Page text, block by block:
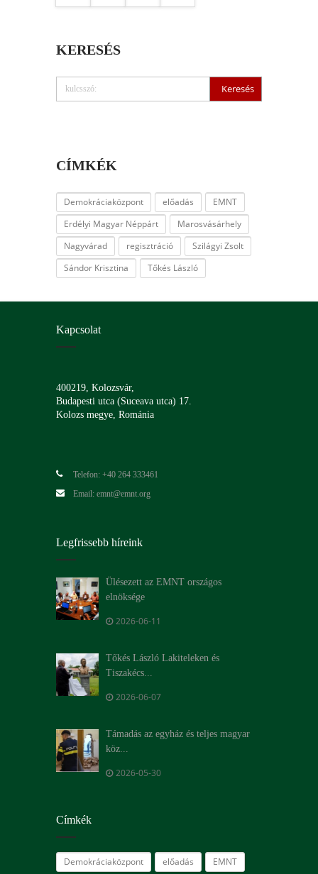
KERESÉS
CÍMKÉK
Demokráciaközpont előadás
EMNT
Erdélyi Magyar Néppárt
Marosvásárhely
Nagyvárad
regisztráció
Szilágyi Zsolt
Sándor Krisztina
Tőkés László
Kapcsolat
400219, Kolozsvár,
Budapesti utca (Suceava utca) 17.
Kolozs megye, Románia
Telefon: +40 264 333461
Email: emnt@emnt.org
Legfrissebb híreink
Ülésezett az EMNT országos
elnöksége
2026-06-11
Tőkés László Lakiteleken és
Tiszakécs...
2026-06-07
Támadás az egyház és teljes magyar
köz...
2026-05-30
Címkék
Demokráciaközpont előadás EMNT